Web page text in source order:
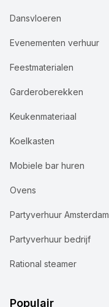
Dansvloeren
Evenementen verhuur
Feestmaterialen
Garderoberekken
Keukenmateriaal
Koelkasten
Mobiele bar huren
Ovens
Partyverhuur Amsterdam
Partyverhuur bedrijf
Rational steamer
Populair